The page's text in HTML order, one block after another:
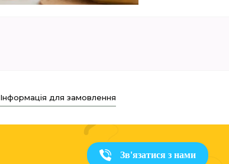
Інформація для замовлення
Зв'язатися з нами